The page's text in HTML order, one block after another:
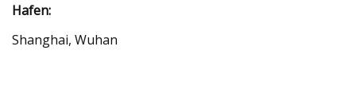
Hafen:
Shanghai, Wuhan